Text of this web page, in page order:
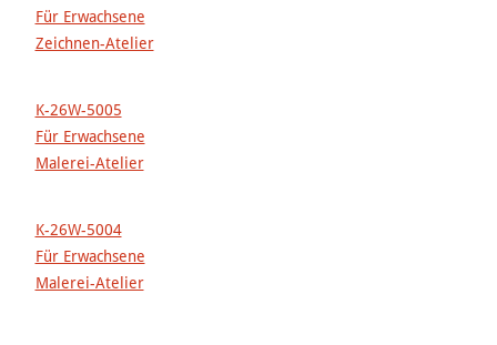
Für Erwachsene
Zeichnen-Atelier
K-26W-5005
Für Erwachsene
Malerei-Atelier
K-26W-5004
Für Erwachsene
Malerei-Atelier